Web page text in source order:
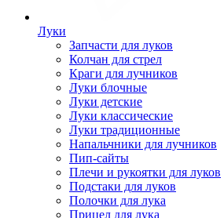
Луки
Запчасти для луков
Колчан для стрел
Краги для лучников
Луки блочные
Луки детские
Луки классические
Луки традиционные
Напальчники для лучников
Пип-сайты
Плечи и рукоятки для луков
Подстаки для луков
Полочки для лука
Прицел для лука